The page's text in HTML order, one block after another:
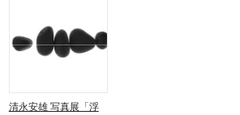
清永安雄 写真展「浮